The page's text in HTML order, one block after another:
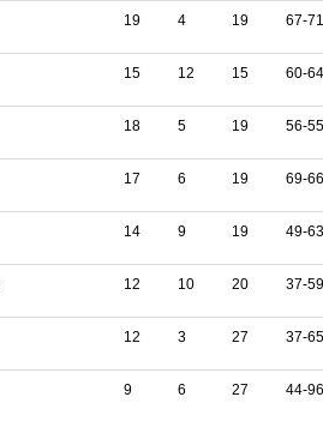
19 4 19 67-71
15 12 15 60-64
18 5 19 56-55
17 6 19 69-66
14 9 19 49-63
12 10 20 37-59
12 3 27 37-65
9 6 27 44-96